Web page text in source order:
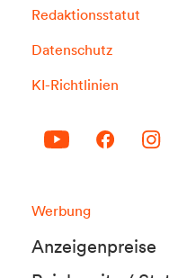
Redaktionsstatut
Datenschutz
KI-Richtlinien
Werbung
Anzeigenpreise